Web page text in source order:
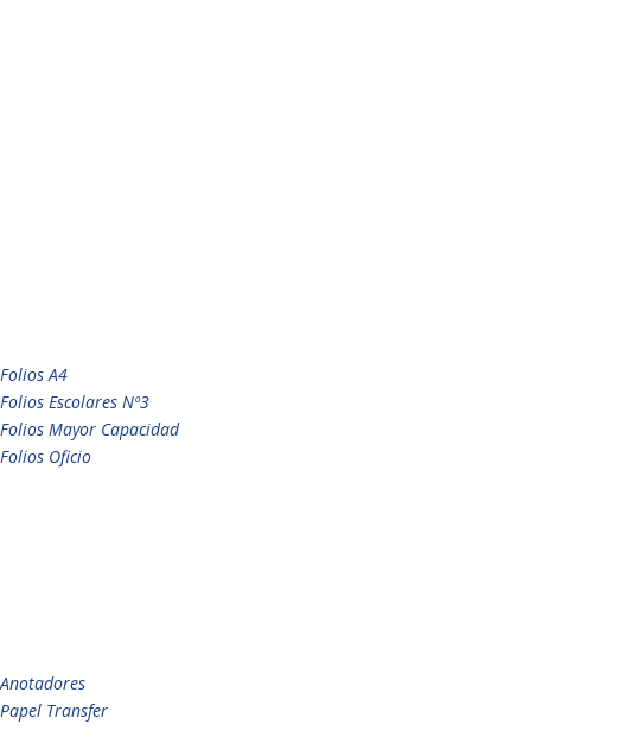
Folios A4
Folios Escolares Nº3
Folios Mayor Capacidad
Folios Oficio
Anotadores
Papel Transfer